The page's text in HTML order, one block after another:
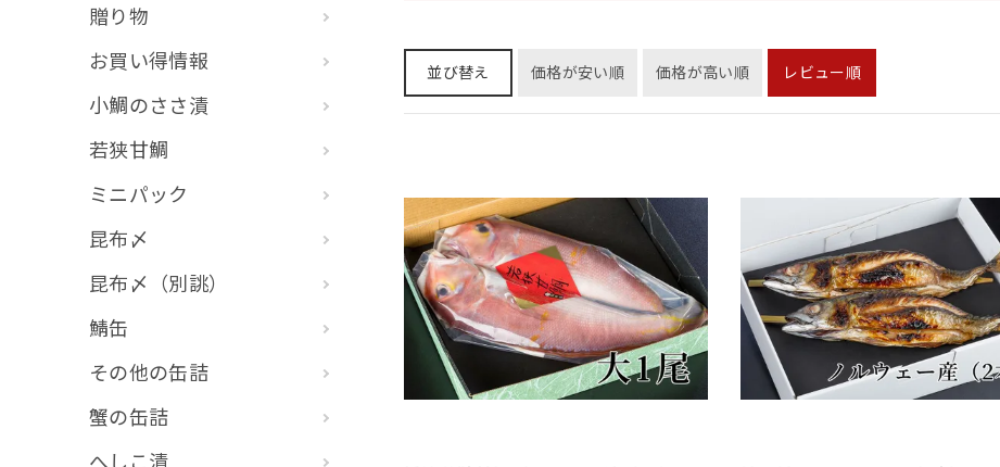
贈り物
お買い得情報
小鯛のささ漬
若狭甘鯛
ミニパック
昆布〆
昆布〆（別誂）
鯖缶
その他の缶詰
蟹の缶詰
へしこ漬
並び替え 価格が安い順 価格が高い順 レビュー順